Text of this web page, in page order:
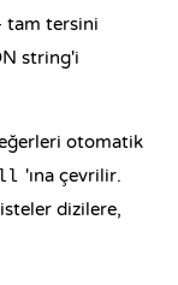
tam tersini
string'i
otomatik
'ına çevrilir.
dizilere,